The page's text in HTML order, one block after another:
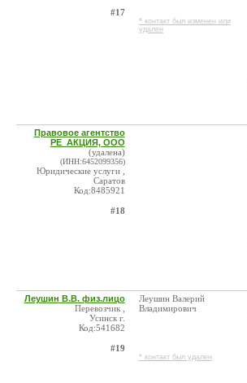
#17
* контакт был изменен или
удален
Правовое агентство
РЕ_АКЦИЯ, ООО
(удалена)
(ИНН:6452099356)
Юридические услуги ,
Саратов
Код:8485921
#18
Леушин В.В. физ.лицо
Перевозчик ,
Усинск г.
Код:541682
#19
Леушин Валерий
Владимирович
* контакт был удален